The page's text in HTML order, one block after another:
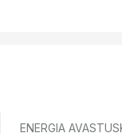
ENERGIA